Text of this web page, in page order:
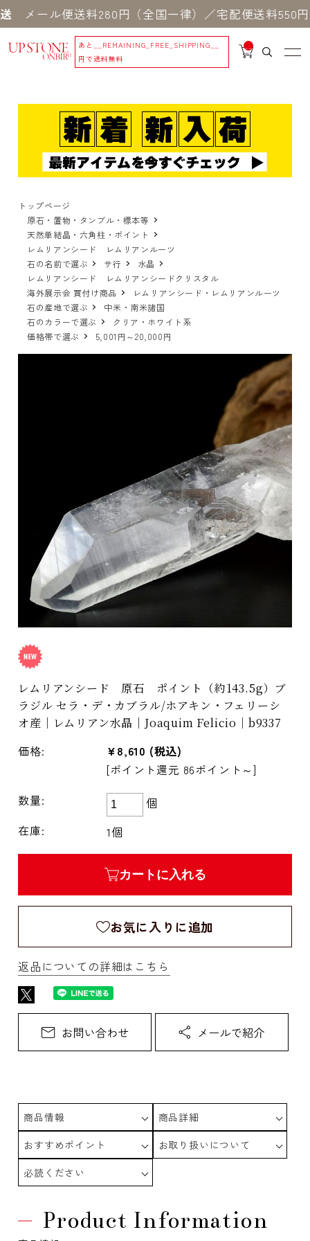
ル便送料280円（全国一律）／宅配便送料550円 ※
あと
__REMAINING_FREE_SHIPPING__
円で送料無料
__
IT
_
トップページ
原石・置物・タンブル・標本等
天然単結晶・六角柱・ポイント
レムリアンシード レムリアンルーツ
石の名前で選ぶ
サ行
水晶
レムリアンシード レムリアンシードクリスタル
海外展示会 買付け商品
レムリアンシード・レムリアンルーツ
石の産地で選ぶ
中米・南米諸国
石のカラーで選ぶ
クリア・ホワイト系
価格帯で選ぶ
5,001円～20,000円
レムリアンシード 原石 ポイント（約143.5g）ブ
ラジル セラ・デ・カブラル/ホアキン・フェリーシ
オ産｜レムリアン水晶｜Joaquim Felicio｜b9337
価格: ¥8,610 (税込)
[ポイント還元 86ポイント～]
数量:
個
在庫:
1個
カートに入れる
お気に入りに追加
返品についての詳細はこちら
商品情報
商品詳細
おすすめポイント
お取り扱いについて
必読ください
Product Information